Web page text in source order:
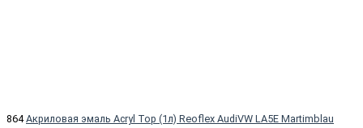
864 Акриловая эмаль Acryl Top (1л) Reoflex AudiVW LA5E Martimblau